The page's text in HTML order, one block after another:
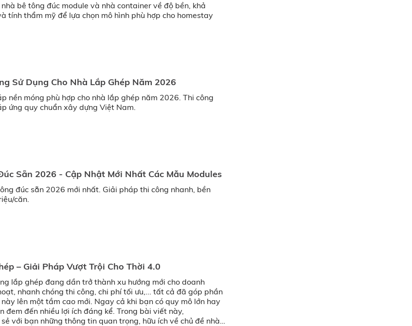
bê tông đúc module và nhà container về độ bền, khả
tính thẩm mỹ để lựa chọn mô hình phù hợp cho homestay
Sử Dụng Cho Nhà Lắp Ghép Năm 2026
nền móng phù hợp cho nhà lắp ghép năm 2026. Thi công
ứng quy chuẩn xây dựng Việt Nam.
Sẵn 2026 - Cập Nhật Mới Nhất Các Mẫu Modules
đúc sẵn 2026 mới nhất. Giải pháp thi công nhanh, bền
căn.
– Giải Pháp Vượt Trội Cho Thời 4.0
lắp ghép đang dần trở thành xu hướng mới cho doanh
nhanh chóng thi công, chi phí tối ưu,... tất cả đã góp phần
lên một tầm cao mới. Ngay cả khi bạn có quy mô lớn hay
đem đến nhiều lợi ích đáng kể. Trong bài viết này,
với bạn những thông tin quan trọng, hữu ích về chủ đề nhà